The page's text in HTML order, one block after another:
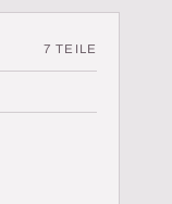
7 TEILE